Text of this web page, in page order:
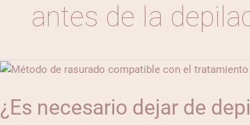
antes de la
¿Es necesario dejar de
¿Es
dejar
de